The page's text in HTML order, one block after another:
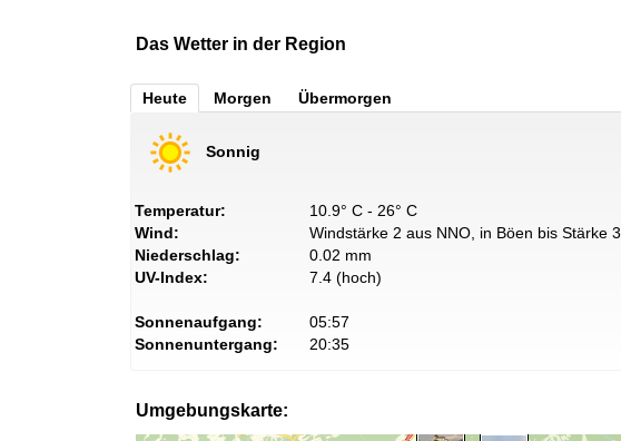
Das Wetter in der Region
Heute Morgen Übermorgen
Sonnig
Temperatur:
10.9° C - 26° C
Wind:
Windstärke 2 aus NNO, in Böen bis Stärke 3
Niederschlag:
0.02 mm
UV-Index:
7.4 (hoch)
Sonnenaufgang:
05:57
Sonnenuntergang:
20:35
Umgebungskarte: